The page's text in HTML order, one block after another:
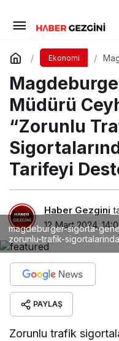
Ekonomi
Müdürü
“Zorunlu
Tarifeyi
Haber Gezgini
12 Mart 2024,
magdeburger-sigorta-
zorunlu-trafik-
PAYLAŞ
Zorunlu trafik